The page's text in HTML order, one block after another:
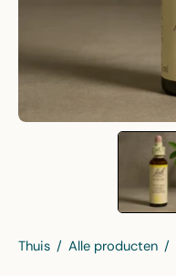
Thuis / Alle producten /